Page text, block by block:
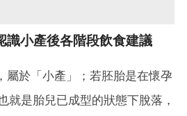
識小產後各階段飲食建議
屬於「小產」；若胚胎是在懷孕
就是胎兒已成型的狀態下脫落，